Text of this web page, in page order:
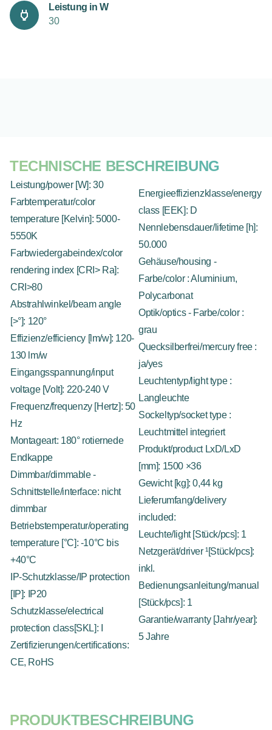
Leistung in W
30
TECHNISCHE BESCHREIBUNG
Leistung/power [W]: 30
Farbtemperatur/color
temperature [Kelvin]: 5000-
5550K
Farbwiedergabeindex/color
rendering index [CRI> Ra]:
CRI>80
Abstrahlwinkel/beam angle
[>°]: 120°
Effizienz/efficiency [lm/w]: 120-
130 lm/w
Eingangsspannung/input
voltage [Volt]: 220-240 V
Frequenz/frequenzy [Hertz]: 50
Hz
Montageart: 180° rotiernede
Endkappe
Dimmbar/dimmable -
Schnittstelle/interface: nicht
dimmbar
Betriebstemperatur/operating
temperature [°C]: -10°C bis
+40°C
IP-Schutzklasse/IP protection
[IP]: IP20
Schutzklasse/electrical
protection class[SKL]: I
Zertifizierungen/certifications:
CE, RoHS
Energieeffizienzklasse/energy
class [EEK]: D
Nennlebensdauer/lifetime [h]:
50.000
Gehäuse/housing -
Farbe/color : Aluminium,
Polycarbonat
Optik/optics - Farbe/color :
grau
Quecksilberfrei/mercury free :
ja/yes
Leuchtentyp/light type :
Langleuchte
Sockeltyp/socket type :
Leuchtmittel integriert
Produkt/product LxD/LxD
[mm]: 1500 ×36
Gewicht [kg]: 0,44 kg
Lieferumfang/delivery
included:
Leuchte/light [Stück/pcs]: 1
Netzgerät/driver ¹[Stück/pcs]:
inkl.
Bedienungsanleitung/manual
[Stück/pcs]: 1
Garantie/warranty [Jahr/year]:
5 Jahre
PRODUKTBESCHREIBUNG